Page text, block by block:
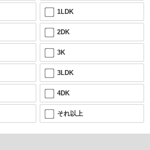
1LDK
2DK
3K
3LDK
4DK
それ以上